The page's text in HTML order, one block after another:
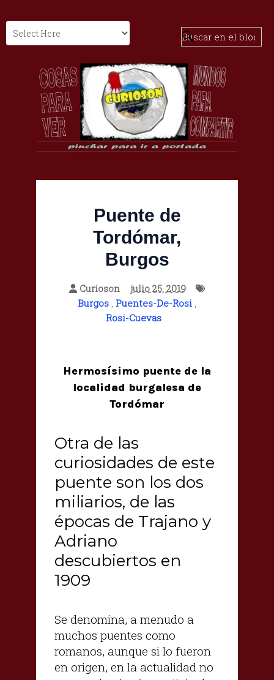
Puente de
Tordómar,
Burgos
Curioson
julio 25, 2019
Burgos , Puentes-De-Rosi ,
Rosi-Cuevas
Hermosísimo puente de la
localidad burgalesa de
Tordómar
Otra de las
curiosidades de este
puente son los dos
miliarios, de las
épocas de Trajano y
Adriano
descubiertos en
1909
Se denomina, a menudo a
muchos puentes como
romanos, aunque si lo fueron
en origen, en la actualidad no